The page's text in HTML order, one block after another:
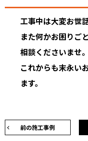
工事中は大変お世
また何かお困りご
相談くださいませ。
これからも末永い
ます。
前の施工事例